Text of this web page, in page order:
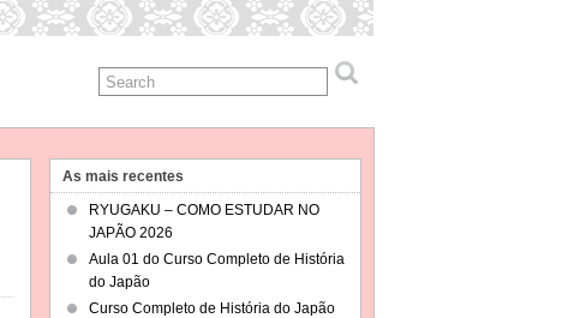
As mais recentes
RYUGAKU – COMO ESTUDAR NO
JAPÃO 2026
Aula 01 do Curso Completo de História
do Japão
Curso Completo de História do Japão